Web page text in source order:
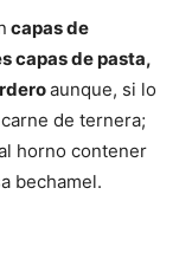
capas de
capas de pasta,
aunque, si lo
de ternera;
horno contener
bechamel.